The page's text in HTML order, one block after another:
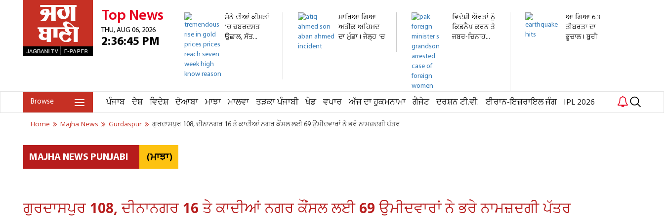
Top News
THU, AUG 06, 2026
2:36:45 PM
ਸੋਨੇ ਦੀਆਂ ਕੀਮਤਾਂ
'ਚ ਜ਼ਬਰਦਸਤ
ਉਛਾਲ, ਸੱਤ...
ਮਾਰਿਆ ਗਿਆ
ਅਤੀਕ ਅਹਿਮਦ
ਦਾ ਮੁੰਡਾ ! ਜੇਲ੍ਹ 'ਚ
ਵਿਦੇਸ਼ੀ ਔਰਤਾਂ ਨੂੰ
ਕਿਡਨੈਪ ਕਰਨ ਤੇ
ਜਬਰ-ਜ਼ਿਨਾਹ...
ਆ ਗਿਆ 6.3
ਤੀਬਰਤਾ ਦਾ
ਭੂਚਾਲ ! ਬੁਰੀ
Browse ਪੰਜਾਬ ਦੇਸ਼ ਵਿਦੇਸ਼ ਦੋਆਬਾ ਮਾਝਾ ਮਾਲਵਾ ਤੜਕਾ ਪੰਜਾਬੀ ਖੇਡ ਵਪਾਰ ਅੱਜ ਦਾ ਹੁਕਮਨਾਮਾ ਗੈਜੇਟ ਦਰਸ਼ਨ ਟੀ.ਵੀ. ਈਰਾਨ-ਇਜ਼ਰਾਇਲ ਜੰਗ IPL 2026
Home Majha News Gurdaspur ਗੁਰਦਾਸਪੁਰ 108, ਦੀਨਾਨਗਰ 16 ਤੇ ਕਾਦੀਆਂ ਨਗਰ ਕੌਂਸਲ ਲਈ 69 ਉਮੀਦਵਾਰਾਂ ਨੇ ਭਰੇ ਨਾਮਜ਼ਦਗੀ ਪੱਤਰ
MAJHA NEWS PUNJABI (ਮਾਝਾ)
ਗੁਰਦਾਸਪੁਰ 108, ਦੀਨਾਨਗਰ 16 ਤੇ ਕਾਦੀਆਂ ਨਗਰ ਕੌਂਸਲ ਲਈ 69 ਉਮੀਦਵਾਰਾਂ ਨੇ ਭਰੇ ਨਾਮਜ਼ਦਗੀ ਪੱਤਰ